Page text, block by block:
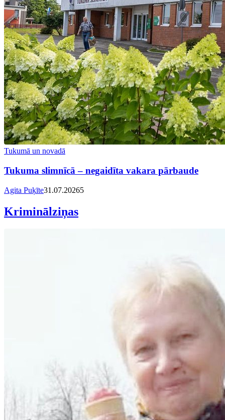
Tukumā un novadā
Tukuma slimnīcā – negaidīta vakara pārbaude
Agita Puķīte31.07.20265
Kriminālziņas